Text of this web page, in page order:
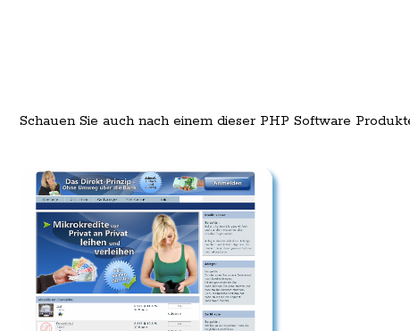
Schauen Sie auch nach einem dieser PHP Software